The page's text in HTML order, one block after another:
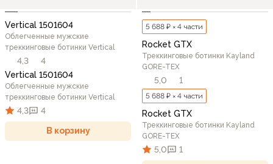
Vertical 1501604
Облегченные мужские
треккинговые ботинки Vertical
4,3
4
Vertical 1501604
Облегченные мужские
треккинговые ботинки Vertical
4,3 4
В корзину
5 688 ₽ × 4 части
Rocket GTX
Треккинговые ботинки Kayland
GORE-TEX
5,0 1
5 688 ₽ × 4 части
Rocket GTX
Треккинговые ботинки Kayland
GORE-TEX
5,0 1